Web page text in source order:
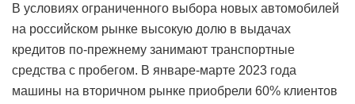
В условиях ограниченного выбора новых автомобилей
на российском рынке высокую долю в выдачах
кредитов по-прежнему занимают транспортные
средства с пробегом. В январе-марте 2023 года
машины на вторичном рынке приобрели 60% клиентов